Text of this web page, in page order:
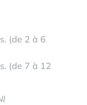
(de 2 à 6
(de 7 à 12